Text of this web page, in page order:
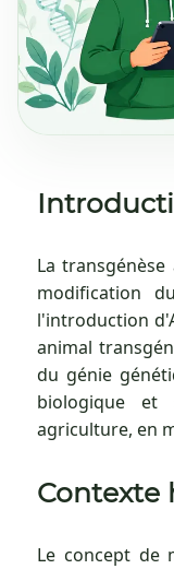
La
modification
l'introduction
animal
du génie
biologique et
agriculture, en
Contexte
Le concept de